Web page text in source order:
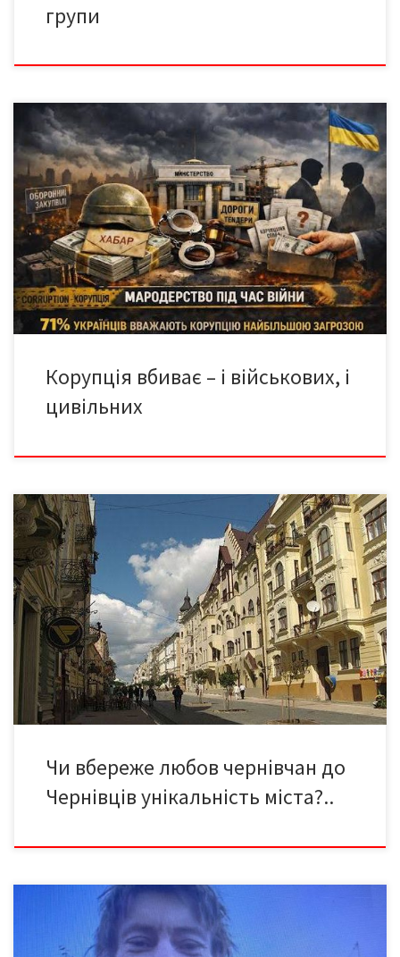
групи
Президент Зеленський вкотре (!) обрав захист корупції Але чи
переконають його картонкові протести перейти на сторону
інтересів народу України, а не колективного “міндіча” в
оборонці? “Корупція вбиває”, – так скандували люди на площі
Франка в Києві, вимагаючи повернення Михайла Федорова на
посаду міністра оборони та звільнення Олександра Сирського
з посади […]
Корупція вбиває – і військових, і
цивільних
Ретрорепортаж із подальшимим продовженням. Початок –
«Димова завіса над «Берізкою» Саме під цим загальним
заголовком про любов до рідного міста знайомитимемо
читачів Медіа-Версій із подіями, що стосуються захисту та
збереження історичного середовища нашого унікального
стародавнього міста над Прутом. Резиденція митрополитів під
посиленим захистом ЮНЕСКО А ще щоразу нагадуватимемо – і
[…]
Чи вбереже любов чернівчан до
Чернівців унікальність міста?..